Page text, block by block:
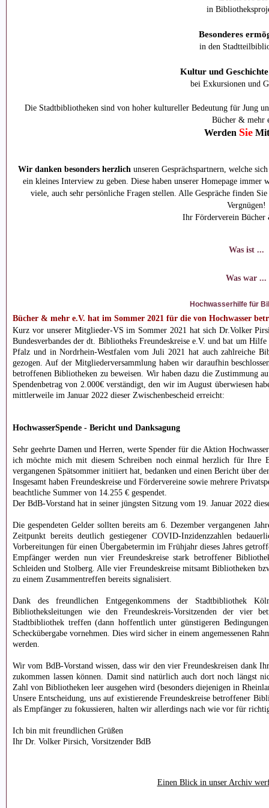
in
Besonderes
in den
Kultur und
bei Exkursionen und
Die Stadtbibliotheken sind von hoher kultureller Bedeutung für Jung
Bücher & mehr
Werden Sie
Wir danken besonders herzlich unseren Gesprächspartnern, welche
ein kleines Interview zu geben. Diese haben unserer Homepage
viele, auch sehr persönliche Fragen stellen. Alle Gespräche finden
Vergnügen!
Ihr Förderverein Bücher
Was ist ...
Was war ...
Hochwasserhilfe für
Bücher & mehr e.V. hat im Sommer 2021 für die von Hochwasser
Kurz vor unserer Mitglieder-VS im Sommer 2021 hat sich Dr.Volker
Bundesverbandes der dt. Bibliotheks Freundeskreise e.V. und bat um
Pfalz und in Nordrhein-Westfalen vom Juli 2021 hat auch zahlreiche
gezogen. Auf der Mitgliederversammlung haben wir daraufhin
betroffenen Bibliotheken zu beweisen. Wir haben dazu die Zustimmung
Spendenbetrag von 2.000€ verständigt, den wir im August überwiesen
mittlerweile im Januar 2022 dieser Zwischenbescheid erreicht:
HochwasserSpende - Bericht und Danksagung
Sehr geehrte Damen und Herren, werte Spender für die Aktion
ich möchte mich mit diesem Schreiben noch einmal herzlich für Ihre
vergangenen Spätsommer initiiert hat, bedanken und einen Bericht über
Insgesamt haben Freundeskreise und Fördervereine sowie mehrere
beachtliche Summer von 14.255 € gespendet.
Der BdB-Vorstand hat in seiner jüngsten Sitzung vom 19. Januar 2022
Die gespendeten Gelder sollten bereits am 6. Dezember vergangenen
Zeitpunkt bereits deutlich gestiegener COVID-Inzidenzzahlen
Vorbereitungen für einen Übergabetermin im Frühjahr dieses Jahres
Empfänger werden nun vier Freundeskreise stark betroffener
Schleiden und Stolberg. Alle vier Freundeskreise mitsamt Bibliotheken
zu einem Zusammentreffen bereits signalisiert.
Dank des freundlichen Entgegenkommens der Stadtbibliothek
Bibliotheksleitungen wie den Freundeskreis-Vorsitzenden der
Stadtbibliothek treffen (dann hoffentlich unter günstigeren
Scheckübergabe vornehmen. Dies wird sicher in einem angemessenen
werden.
Wir vom BdB-Vorstand wissen, dass wir den vier Freundeskreisen dank
zukommen lassen können. Damit sind natürlich auch dort noch längst
Zahl von Bibliotheken leer ausgehen wird (besonders diejenigen in
Unsere Entscheidung, uns auf existierende Freundeskreise betroffener
als Empfänger zu fokussieren, halten wir allerdings nach wie vor für
Ich bin mit freundlichen Grüßen
Ihr Dr. Volker Pirsich, Vorsitzender BdB
Einen Blick in unser Archiv